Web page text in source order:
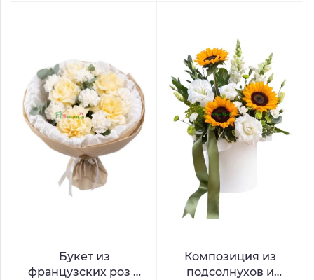
Букет из
французских роз и
Композиция из
подсолнухов и